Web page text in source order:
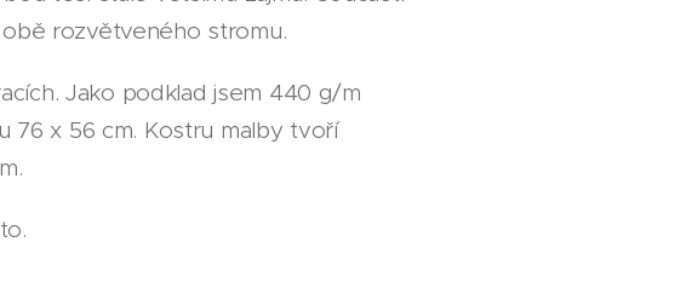
rozvětveného stromu.
Jako podklad jsem 440 g/m
76 x 56 cm. Kostru malby tvoří